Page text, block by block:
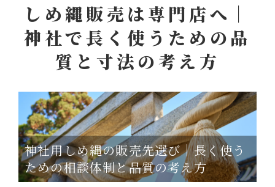
しめ縄販売は専門店へ｜
神社で長く使うための品
質と寸法の考え方
神社用しめ縄の販売先選び｜長く使う
ための相談体制と品質の考え方